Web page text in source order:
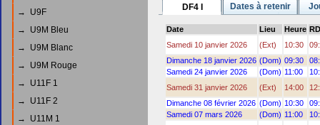
→ U9F
→ U9M Bleu
→ U9M Blanc
→ U9M Rouge
→ U11F 1
→ U11F 2
→ U11M 1
DF4 I Dates à retenir
Date Lieu Heure
Samedi 10 janvier 2026
(Ext) 10:30
Dimanche 18 janvier 2026 (Dom) 09:30
Samedi 24 janvier 2026
(Dom) 11:00
Samedi 31 janvier 2026
(Ext) 14:00
Dimanche 08 février 2026 (Dom) 10:30
Samedi 07 mars 2026
(Dom) 11:00